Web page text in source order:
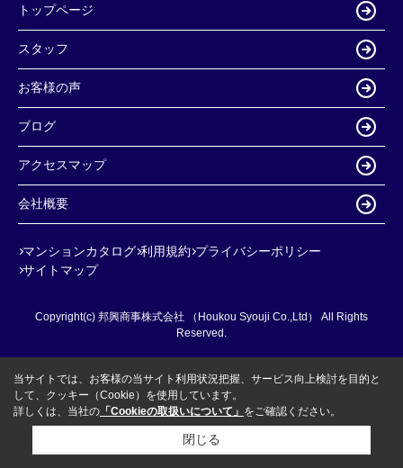
トップページ
スタッフ
お客様の声
ブログ
アクセスマップ
会社概要
マンションカタログ 利用規約 プライバシーポリシー
サイトマップ
Copyright(c) 邦興商事株式会社 （Houkou Syouji Co.,Ltd） All Rights
Reserved.
当サイトでは、お客様の当サイト利用状況把握、サービス向上検討を目的と
して、クッキー（Cookie）を使用しています。
詳しくは、当社の 「Cookieの取扱いについて」 をご確認ください。
閉じる